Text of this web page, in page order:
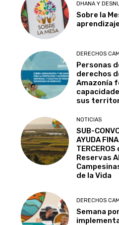
DHANA Y
Sobre la
DERECHOS
Personas
derechos
Amazonía
sus
NOTICIAS
SUB-
AYUDA
Reservas
de la Vida
DERECHOS
Semana